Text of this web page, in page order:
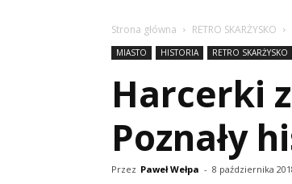
Strona główna RETRO SKARŻYSKO
MIASTO HISTORIA RETRO SKARŻYSKO
Harcerki
Poznały
Przez Paweł Wełpa - 8 października